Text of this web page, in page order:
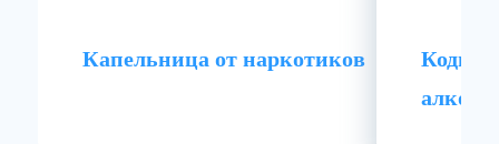
Капельница от наркотиков